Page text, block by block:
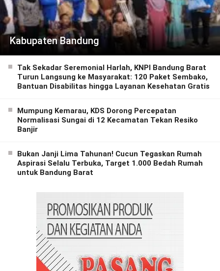
Kabupaten Bandung
Tak Sekadar Seremonial Harlah, KNPI Bandung Barat
Turun Langsung ke Masyarakat: 120 Paket Sembako,
Bantuan Disabilitas hingga Layanan Kesehatan Gratis
Mumpung Kemarau, KDS Dorong Percepatan
Normalisasi Sungai di 12 Kecamatan Tekan Resiko
Banjir
Bukan Janji Lima Tahunan! Cucun Tegaskan Rumah
Aspirasi Selalu Terbuka, Target 1.000 Bedah Rumah
untuk Bandung Barat